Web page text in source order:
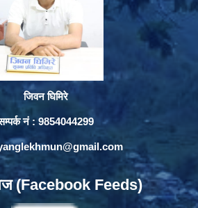
जिवन घिमिरे
नं : 9854044299
(Facebook Feeds)